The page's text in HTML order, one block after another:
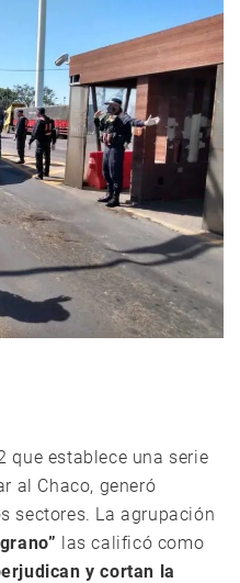
que establece una serie
al Chaco, generó
sectores. La agrupación
las calificó como
y cortan la